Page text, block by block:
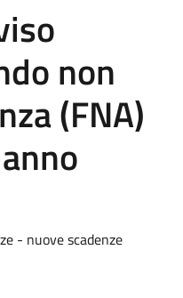
non
(FNA)
- nuove scadenze